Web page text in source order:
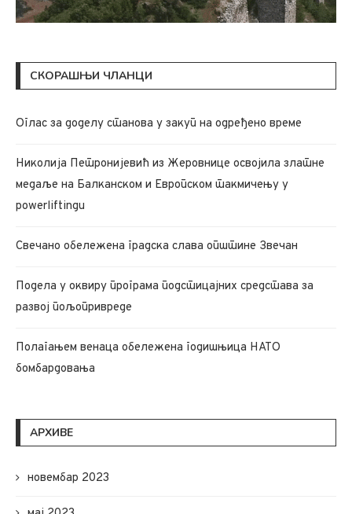
СКОРАШЊИ ЧЛАНЦИ
Oглас за доделу станова у закуп на одређено време
Николија Петронијевић из Жеровнице освојила златне
медаље на Балканском и Европском такмичењу у
powerliftingu
Свечано обележена градска слава општине Звечан
Подела у оквиру програма подстицајних средстава за
развој пољопривреде
Полагањем венаца обележена годишњица НАТО
бомбардовања
АРХИВЕ
новембар 2023